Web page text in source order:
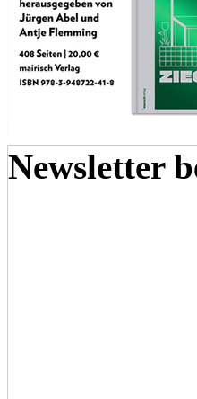
Newsletter